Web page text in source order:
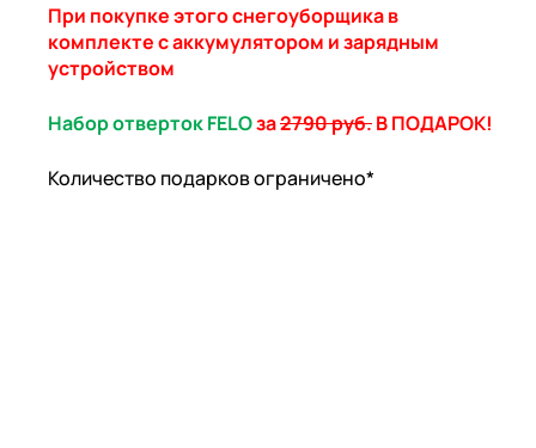
При покупке этого снегоуборщика в
комплекте с аккумулятором и зарядным
устройством
Набор отверток FELOза2790 руб.В ПОДАРОК!
Количество подарков ограничено*